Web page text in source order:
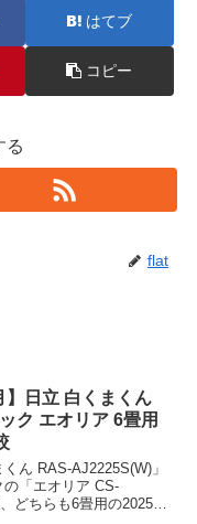
はてブ
コピー
る
flat
】日立 白くまくん
ク エオリア 6畳用
ん RAS-AJ2225S(W)」
の「エオリア CS-
どちらも6畳用の2025年